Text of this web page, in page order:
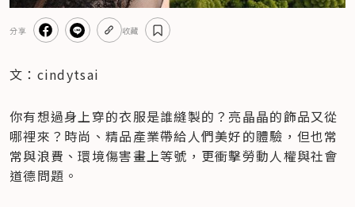
分享 收藏
文：cindytsai
你有想過身上穿的衣服是誰縫製的？亮晶晶的飾品又從
哪裡來？時尚、精品產業帶給人們美好的體驗，但也常
常與浪費、環境傷害畫上等號，更衝擊勞動人權與社會
道德問題。